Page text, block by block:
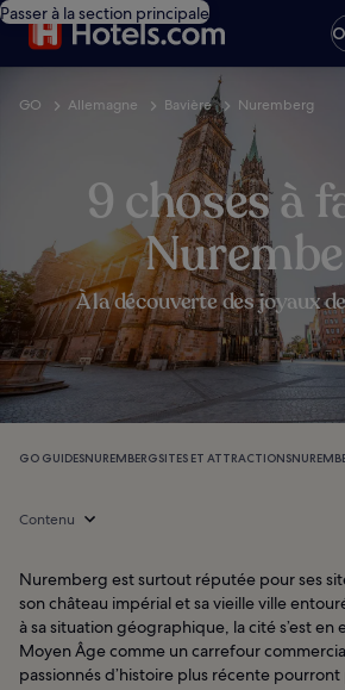
Passer à la section principale
GO Allemagne Bavière Nuremberg
9 choses à
À la découverte des joyaux
GO GUIDESNUREMBERGSITES ET ATTRACTIONS
Contenu
Nuremberg est surtout réputée pour ses
son château impérial et sa vieille ville
à sa situation géographique, la cité s’est
Moyen Âge comme un carrefour
passionnés d’histoire plus récente